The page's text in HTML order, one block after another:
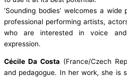
‘Sounding bodies’ welcomes a
professional performing artists,
who are interested in voice
expression.
Cécile Da Costa (France/Czech
and pedagogue. In her work, she is